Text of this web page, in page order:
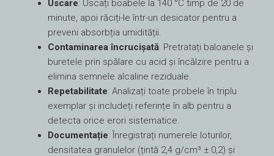
Uscare: Uscați boabele la 140 °C timp de 20 de
minute, apoi răciți-le într-un desicator pentru a
preveni absorbția umidității.
Contaminarea încrucișată: Pretratați baloanele și
buretele prin spălare cu acid și încălzire pentru a
elimina semnele alcaline reziduale.
Repetabilitate: Analizați toate probele în triplu
exemplar și includeți referințe în alb pentru a
detecta orice erori sistematice.
Documentație: Înregistrați numerele loturilor,
densitatea granulelor (țintă 2,4 g/cm³ ± 0,2) și